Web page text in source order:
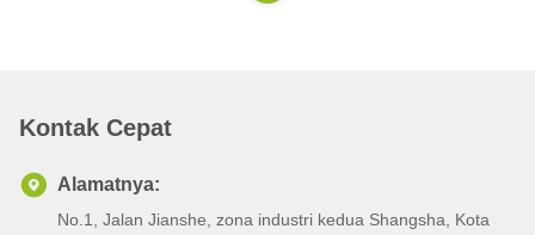
Kontak Cepat
Alamatnya:
No.1, Jalan Jianshe, zona industri kedua Shangsha, Kota